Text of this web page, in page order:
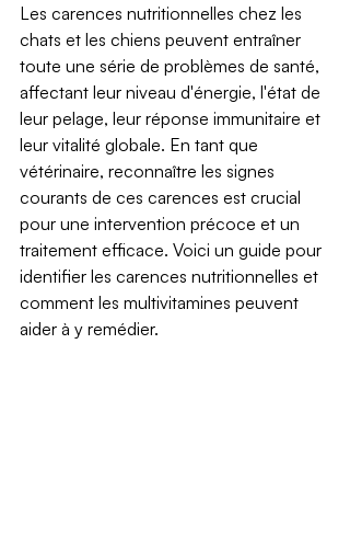
Les carences nutritionnelles chez les
chats et les chiens peuvent entraîner
toute une série de problèmes de santé,
affectant leur niveau d'énergie, l'état de
leur pelage, leur réponse immunitaire et
leur vitalité globale. En tant que
vétérinaire, reconnaître les signes
courants de ces carences est crucial
pour une intervention précoce et un
traitement efficace. Voici un guide pour
identifier les carences nutritionnelles et
comment les multivitamines peuvent
aider à y remédier.